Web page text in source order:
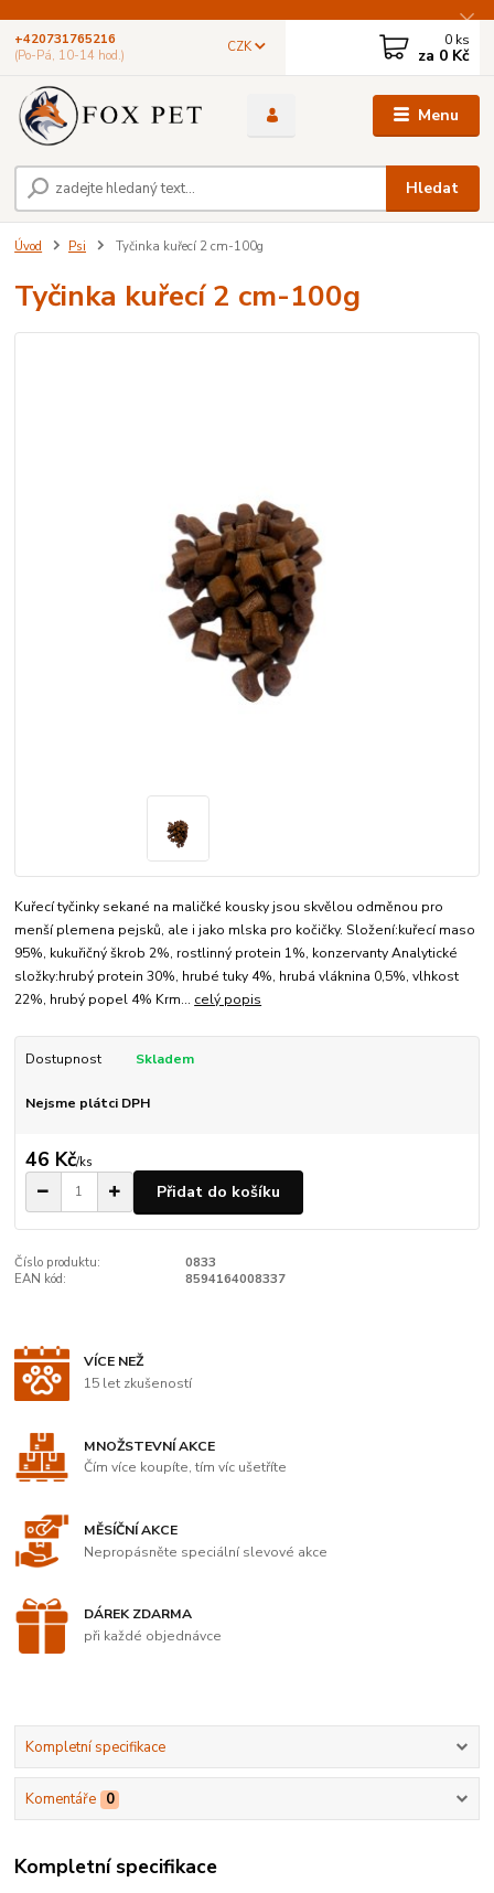
Menu
CZK
Hledat
+420731765216
(Po-Pá, 10-14 hod.)
0 ks
za 0 Kč
Úvod Psi Tyčinka kuřecí 2 cm-100g
Tyčinka kuřecí 2 cm-100g
Kuřecí tyčinky sekané na maličké kousky jsou skvělou odměnou pro
menší plemena pejsků, ale i jako mlska pro kočičky. Složení:kuřecí maso
95%, kukuřičný škrob 2%, rostlinný protein 1%, konzervanty Analytické
složky:hrubý protein 30%, hrubé tuky 4%, hrubá vláknina 0,5%, vlhkost
22%, hrubý popel 4% Krm... celý popis
Dostupnost Skladem
Nejsme plátci DPH
46 Kč/ks
Přidat do košíku
Číslo produktu:
0833
EAN kód:
8594164008337
VÍCE NEŽ
15 let zkušeností
MNOŽSTEVNÍ AKCE
Čím více koupíte, tím víc ušetříte
MĚSÍČNÍ AKCE
Nepropásněte speciální slevové akce
DÁREK ZDARMA
při každé objednávce
Kompletní specifikace
Komentáře 0
Kompletní specifikace